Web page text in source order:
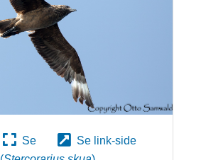
Se
Se link-side